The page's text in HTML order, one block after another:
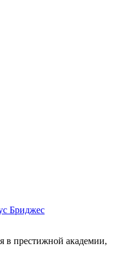
Бриджес
в престижной академии,